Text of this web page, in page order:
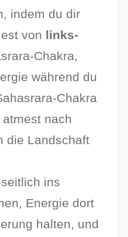
indem du dir
von links-
Chakra,
während du
Chakra
nach
die Landschaft
ins
Energie dort
halten, und